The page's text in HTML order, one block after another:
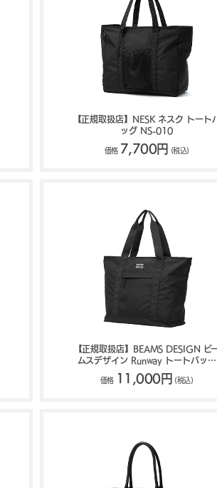
【正規取扱店】NESK ネスク トート
ッグ NS-010
価格 7,700円 (税込)
【正規取扱店】BEAMS DESIGN ビ
ムスデザイン Runway トートバッグ
BMMH6FT1
価格 11,000円 (税込)